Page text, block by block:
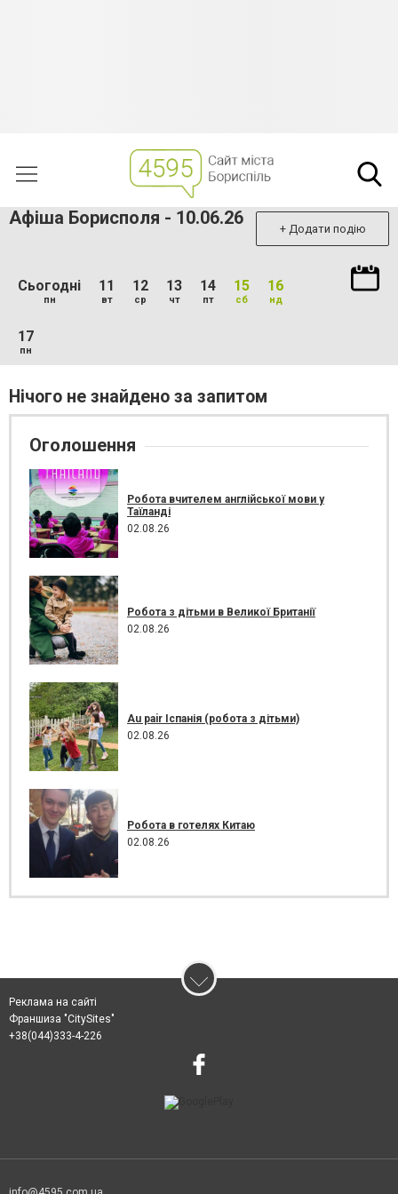
Афіша Борисполя - 10.06.26 + Додати подію
Сьогодні
пн
11
вт
12
ср
13
чт
14
пт
15
сб
16
нд
17
пн
Нічого не знайдено за запитом
Оголошення
Робота вчителем англійської мови у
Таїланді
02.08.26
Робота з дітьми в Великої Британії
02.08.26
Au pair Іспанія (робота з дітьми)
02.08.26
Робота в готелях Китаю
02.08.26
Реклама на сайті
Франшиза "CitySites"
+38(044)333-4-226